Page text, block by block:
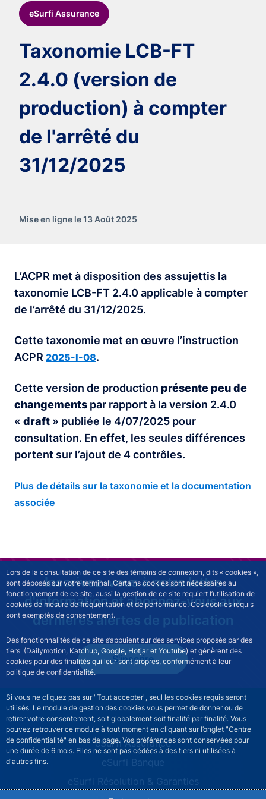
Lors de la consultation de ce site des témoins de connexion, dits « cookies »,
sont déposés sur votre terminal. Certains cookies sont nécessaires au
fonctionnement de ce site, aussi la gestion de ce site requiert l’utilisation de
cookies de mesure de fréquentation et de performance. Ces cookies requis
sont exemptés de consentement.
Des fonctionnalités de ce site s’appuient sur des services proposés par des
tiers (Dailymotion, Katchup, Google, Hotjar et Youtube) et génèrent des
cookies pour des finalités qui leur sont propres, conformément à leur
politique de confidentialité.
Si vous ne cliquez pas sur "Tout accepter", seul les cookies requis seront
utilisés. Le module de gestion des cookies vous permet de donner ou de
retirer votre consentement, soit globalement soit finalité par finalité. Vous
pouvez retrouver ce module à tout moment en cliquant sur l’onglet "Centre
de confidentialité" en bas de page. Vos préférences sont conservées pour
une durée de 6 mois. Elles ne sont pas cédées à des tiers ni utilisées à
d'autres fins.
eSurfi Assurance
Taxonomie LCB-FT
2.4.0 (version de
production) à compter
de l'arrêté du
31/12/2025
Mise en ligne le 13 Août 2025
L’ACPR met à disposition des assujettis la
taxonomie LCB-FT 2.4.0 applicable à compter
de l’arrêté du 31/12/2025.
Cette taxonomie met en œuvre l’instruction
ACPR 2025-I-08.
Cette version de production présente peu de
changements par rapport à la version 2.4.0
« draft » publiée le 4/07/2025 pour
consultation. En effet, les seules différences
portent sur l’ajout de 4 contrôles.
Plus de détails sur la taxonomie et la documentation
associée
Inscrivez-vous à notre lettre
d'information et abonnez-vous aux
dernières alertes de publication
S'inscrire
ESURFI site navigationeSurfi Assurance
eSurfi Banque
eSurfi Résolution & Garanties